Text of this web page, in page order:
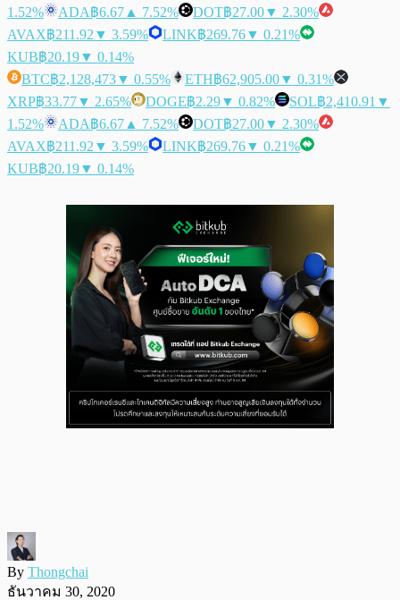
1.52%
ADA฿6.67 ▲ 7.52% DOT฿27.00▼ 2.30%
AVAX฿211.92 ▼ 3.59% LINK฿269.76▼ 0.21%
KUB฿20.19▼ 0.14%
BTC฿2,128,473▼ 0.55% ETH฿62,905.00▼ 0.31%
XRP฿33.77▼ 2.65% DOGE฿2.29▼ 0.82% SOL฿2,410.91 ▼
1.52%
ADA฿6.67 ▲ 7.52% DOT฿27.00▼ 2.30%
AVAX฿211.92 ▼ 3.59% LINK฿269.76▼ 0.21%
KUB฿20.19▼ 0.14%
By Thongchai
ธันวาคม 30, 2020